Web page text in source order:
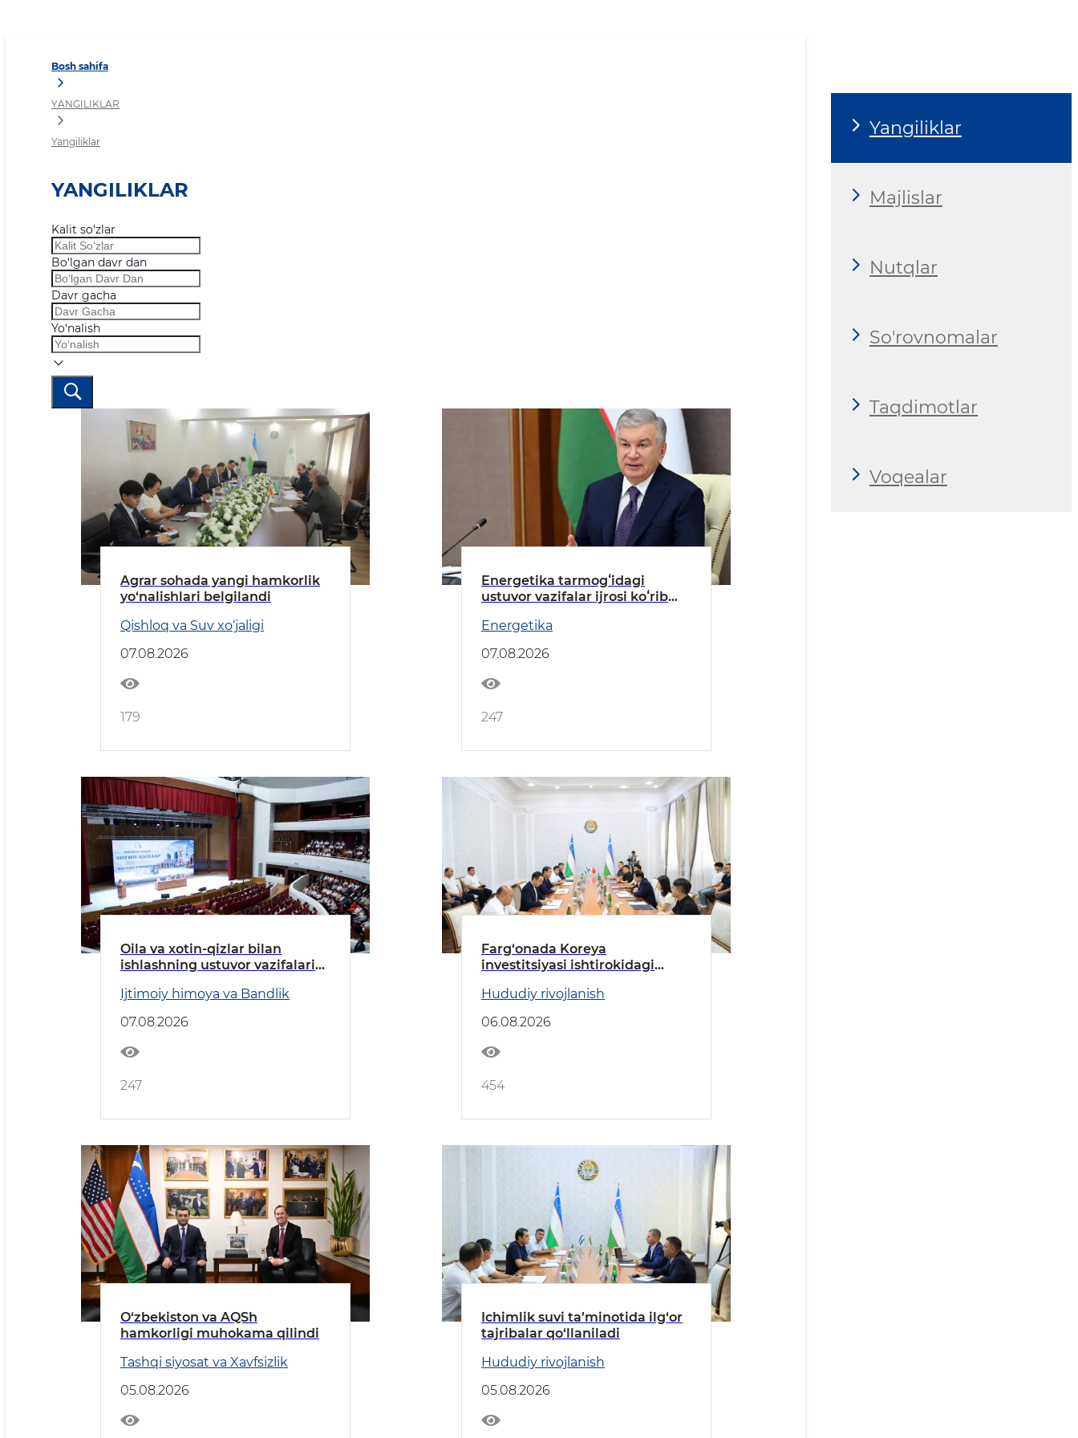
Bosh sahifa
YANGILIKLAR
Yangiliklar
YANGILIKLAR
Kalit so‘zlar
Bo‘lgan davr dan
Davr gacha
Yo‘nalish
Agrar sohada yangi hamkorlik
yo‘nalishlari belgilandi
Qishloq va Suv xo‘jaligi
07.08.2026
179
Energetika tarmogʻidagi
ustuvor vazifalar ijrosi koʻrib
Energetika
07.08.2026
247
Oila va xotin-qizlar bilan
ishlashning ustuvor vazifalari
Ijtimoiy himoya va Bandlik
07.08.2026
247
Farg‘onada Koreya
investitsiyasi ishtirokidagi
tushiriladi
Hududiy rivojlanish
06.08.2026
454
O‘zbekiston va AQSh
hamkorligi muhokama qilindi
Tashqi siyosat va Xavfsizlik
05.08.2026
Ichimlik suvi ta’minotida ilg‘or
tajribalar qo‘llaniladi
Hududiy rivojlanish
05.08.2026
Yangiliklar
Majlislar
Nutqlar
So'rovnomalar
Taqdimotlar
Voqealar